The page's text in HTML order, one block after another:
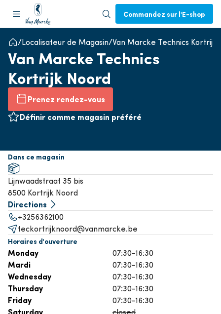
Commandez sur l'E-shop
Localisateur de Magasin Van Marcke Technics Kortrijk
Van Marcke Technics
Kortrijk Noord
Prenez rendez-vous
Définir comme magasin préféré
Dans ce magasin
Lijnwaadstraat 35 bis
8500 Kortrijk Noord
Directions
+3256362100
teckortrijknoord@vanmarcke.be
Horaires d'ouverture
Monday 07:30-16:30
Mardi 07:30-16:30
Wednesday 07:30-16:30
Thursday 07:30-16:30
Friday 07:30-16:30
closed